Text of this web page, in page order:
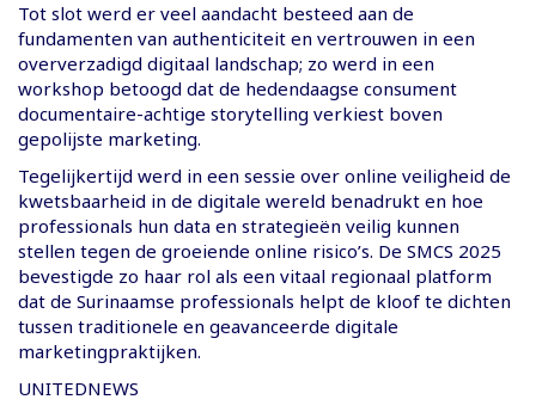
Tot slot werd er veel aandacht besteed aan de
fundamenten van authenticiteit en vertrouwen in een
oververzadigd digitaal landschap; zo werd in een
workshop betoogd dat de hedendaagse consument
documentaire-achtige storytelling verkiest boven
gepolijste marketing.
Tegelijkertijd werd in een sessie over online veiligheid de
kwetsbaarheid in de digitale wereld benadrukt en hoe
professionals hun data en strategieën veilig kunnen
stellen tegen de groeiende online risico’s. De SMCS 2025
bevestigde zo haar rol als een vitaal regionaal platform
dat de Surinaamse professionals helpt de kloof te dichten
tussen traditionele en geavanceerde digitale
marketingpraktijken.
UNITEDNEWS